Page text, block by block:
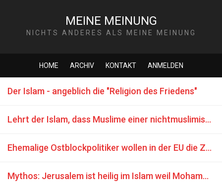
MEINE MEINUNG
NICHTS ANDERES ALS MEINE MEINUNG
HOME ARCHIV KONTAKT ANMELDEN
Der Islam - angeblich die "Religion des Friedens"
Lehrt der Islam, dass Muslime einer nichtmuslimischen Regierung gegenüber loyal sein sollten?
Ehemalige Ostblockpolitiker wollen in der EU die Zensur einführen
Mythos: Jerusalem ist heilig im Islam weil Mohammed dorthin reiste